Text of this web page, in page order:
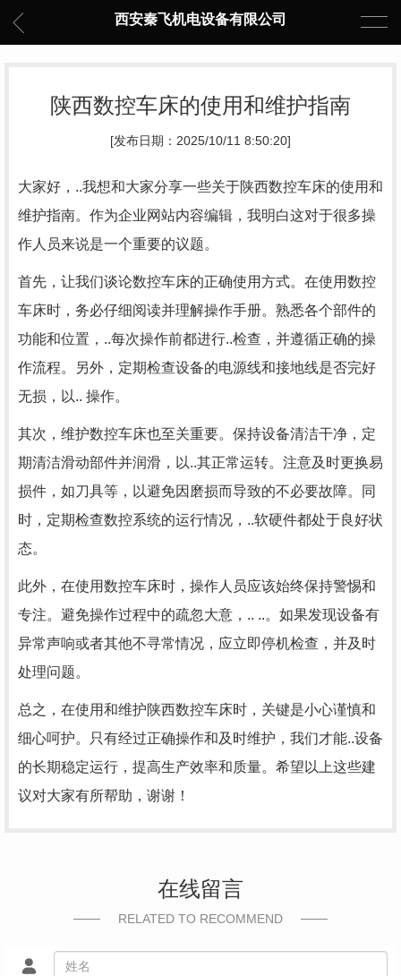
西安秦飞机电设备有限公司
陕西数控车床的使用和维护指南
[发布日期：2025/10/11 8:50:20]
大家好，..我想和大家分享一些关于陕西数控车床的使用和
维护指南。作为企业网站内容编辑，我明白这对于很多操
作人员来说是一个重要的议题。
首先，让我们谈论数控车床的正确使用方式。在使用数控
车床时，务必仔细阅读并理解操作手册。熟悉各个部件的
功能和位置，..每次操作前都进行..检查，并遵循正确的操
作流程。另外，定期检查设备的电源线和接地线是否完好
无损，以.. 操作。
其次，维护数控车床也至关重要。保持设备清洁干净，定
期清洁滑动部件并润滑，以..其正常运转。注意及时更换易
损件，如刀具等，以避免因磨损而导致的不必要故障。同
时，定期检查数控系统的运行情况，..软硬件都处于良好状
态。
此外，在使用数控车床时，操作人员应该始终保持警惕和
专注。避免操作过程中的疏忽大意，.. ..。如果发现设备有
异常声响或者其他不寻常情况，应立即停机检查，并及时
处理问题。
总之，在使用和维护陕西数控车床时，关键是小心谨慎和
细心呵护。只有经过正确操作和及时维护，我们才能..设备
的长期稳定运行，提高生产效率和质量。希望以上这些建
议对大家有所帮助，谢谢！
在线留言
RELATED TO RECOMMEND